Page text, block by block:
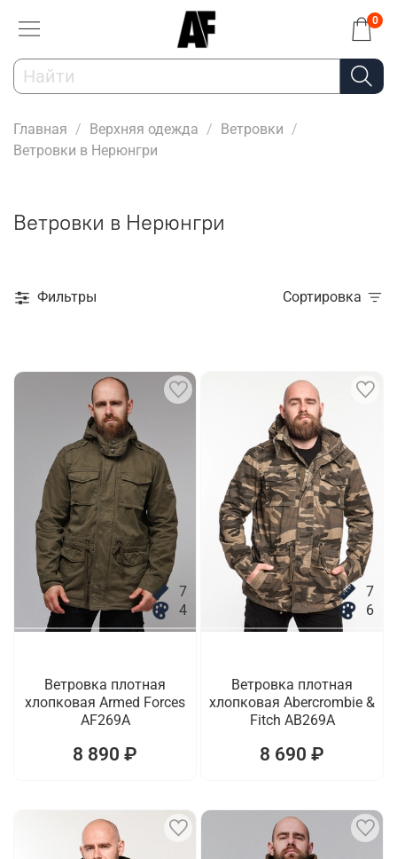
0
Главная Верхняя одежда
Ветровки
Ветровки в Нерюнгри
Ветровки в Нерюнгри
Фильтры Сортировка
7
4
Ветровка плотная
хлопковая Armed Forces
AF269A
8 890 ₽
7
6
Ветровка плотная
хлопковая Abercrombie &
Fitch AB269A
8 690 ₽